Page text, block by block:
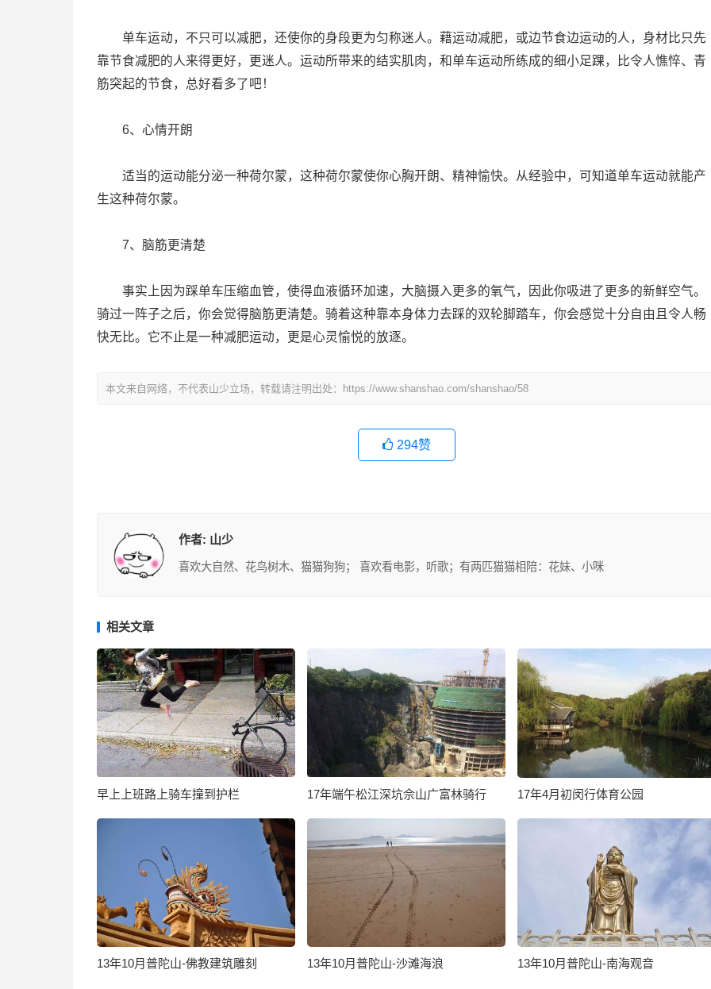
单车运动，不只可以减肥，还使你的身段更为匀称迷人。藉运动减肥，或边节食边运动的人，身材比只先
靠节食减肥的人来得更好，更迷人。运动所带来的结实肌肉，和单车运动所练成的细小足踝，比令人憔悴、青
筋突起的节食，总好看多了吧！
6、心情开朗
适当的运动能分泌一种荷尔蒙，这种荷尔蒙使你心胸开朗、精神愉快。从经验中，可知道单车运动就能产
生这种荷尔蒙。
7、脑筋更清楚
事实上因为踩单车压缩血管，使得血液循环加速，大脑摄入更多的氧气，因此你吸进了更多的新鲜空气。
骑过一阵子之后，你会觉得脑筋更清楚。骑着这种靠本身体力去踩的双轮脚踏车，你会感觉十分自由且令人畅
快无比。它不止是一种减肥运动，更是心灵愉悦的放逐。
本文来自网络，不代表山少立场，转载请注明出处： https://www.shanshao.com/shanshao/58
294赞
作者: 山少
喜欢大自然、花鸟树木、猫猫狗狗； 喜欢看电影，听歌；有两匹猫猫相陪：花妹、小咪
相关文章
早上上班路上骑车撞到护栏 17年端午松江深坑佘山广富林骑行 17年4月初闵行体育公园
13年10月普陀山-佛教建筑雕刻 13年10月普陀山-沙滩海浪 13年10月普陀山-南海观音